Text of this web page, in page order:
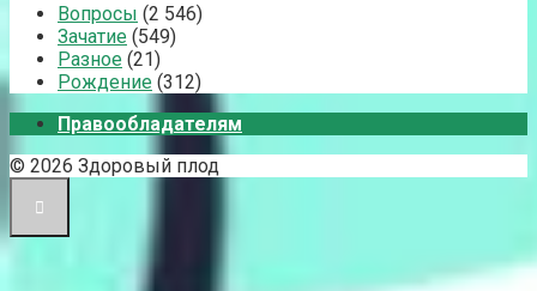
Вопросы (2 546)
Зачатие (549)
Разное (21)
Рождение (312)
Правообладателям
© 2026 Здоровый плод